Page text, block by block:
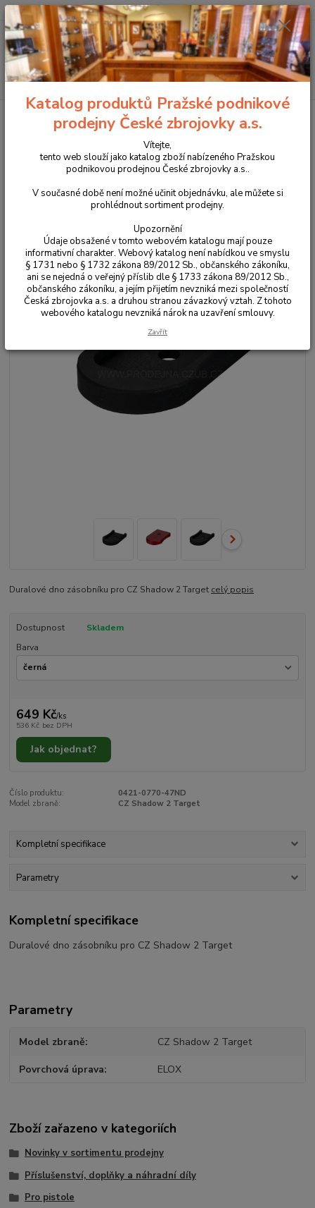
Menu
Hledat
+420 225 375 800
Příslušenství, doplňky a náhradní díly Pro pistole
dna a naváděče zásobníku
Duralové dno zásobníku pro CZ Shadow 2 Target
Duralové dno zásobníku pro CZ
Shadow 2 Target
Duralové dno zásobníku pro CZ Shadow 2 Target celý popis
Dostupnost
Skladem
Barva
649 Kč/ks
536 Kč bez DPH
Jak objednat?
Číslo produktu:
0421-0770-47ND
Model zbraně:
CZ Shadow 2 Target
Kompletní specifikace
Parametry
Kompletní specifikace
Duralové dno zásobníku pro CZ Shadow 2 Target
Parametry
Model zbraně CZ Shadow 2 Target
Povrchová úprava ELOX
Zboží zařazeno v kategoriích
Novinky v sortimentu prodejny
Příslušenství, doplňky a náhradní díly
Pro pistole
Katalog produktů Pražské podnikové
prodejny České zbrojovky a.s.
Vítejte,
tento web slouží jako katalog zboží nabízeného Pražskou
podnikovou prodejnou České zbrojovky a.s..
V současné době není možné učinit objednávku, ale můžete si
prohlédnout sortiment prodejny.
Upozornění
Údaje obsažené v tomto webovém katalogu mají pouze
informativní charakter. Webový katalog není nabídkou ve smyslu
§ 1731 nebo § 1732 zákona 89/2012 Sb., občanského zákoníku,
ani se nejedná o veřejný příslib dle § 1733 zákona 89/2012 Sb.,
občanského zákoníku, a jejím přijetím nevzniká mezi společností
Česká zbrojovka a.s. a druhou stranou závazkový vztah. Z tohoto
webového katalogu nevzniká nárok na uzavření smlouvy.
Zavřít